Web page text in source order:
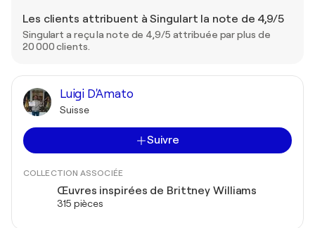
Les clients attribuent à Singulart la note de 4,9/5
Singulart a reçu la note de 4,9/5 attribuée par plus de
20 000 clients.
Luigi D'Amato
Suisse
Suivre
COLLECTION ASSOCIÉE
Œuvres inspirées de Brittney Williams
315 pièces